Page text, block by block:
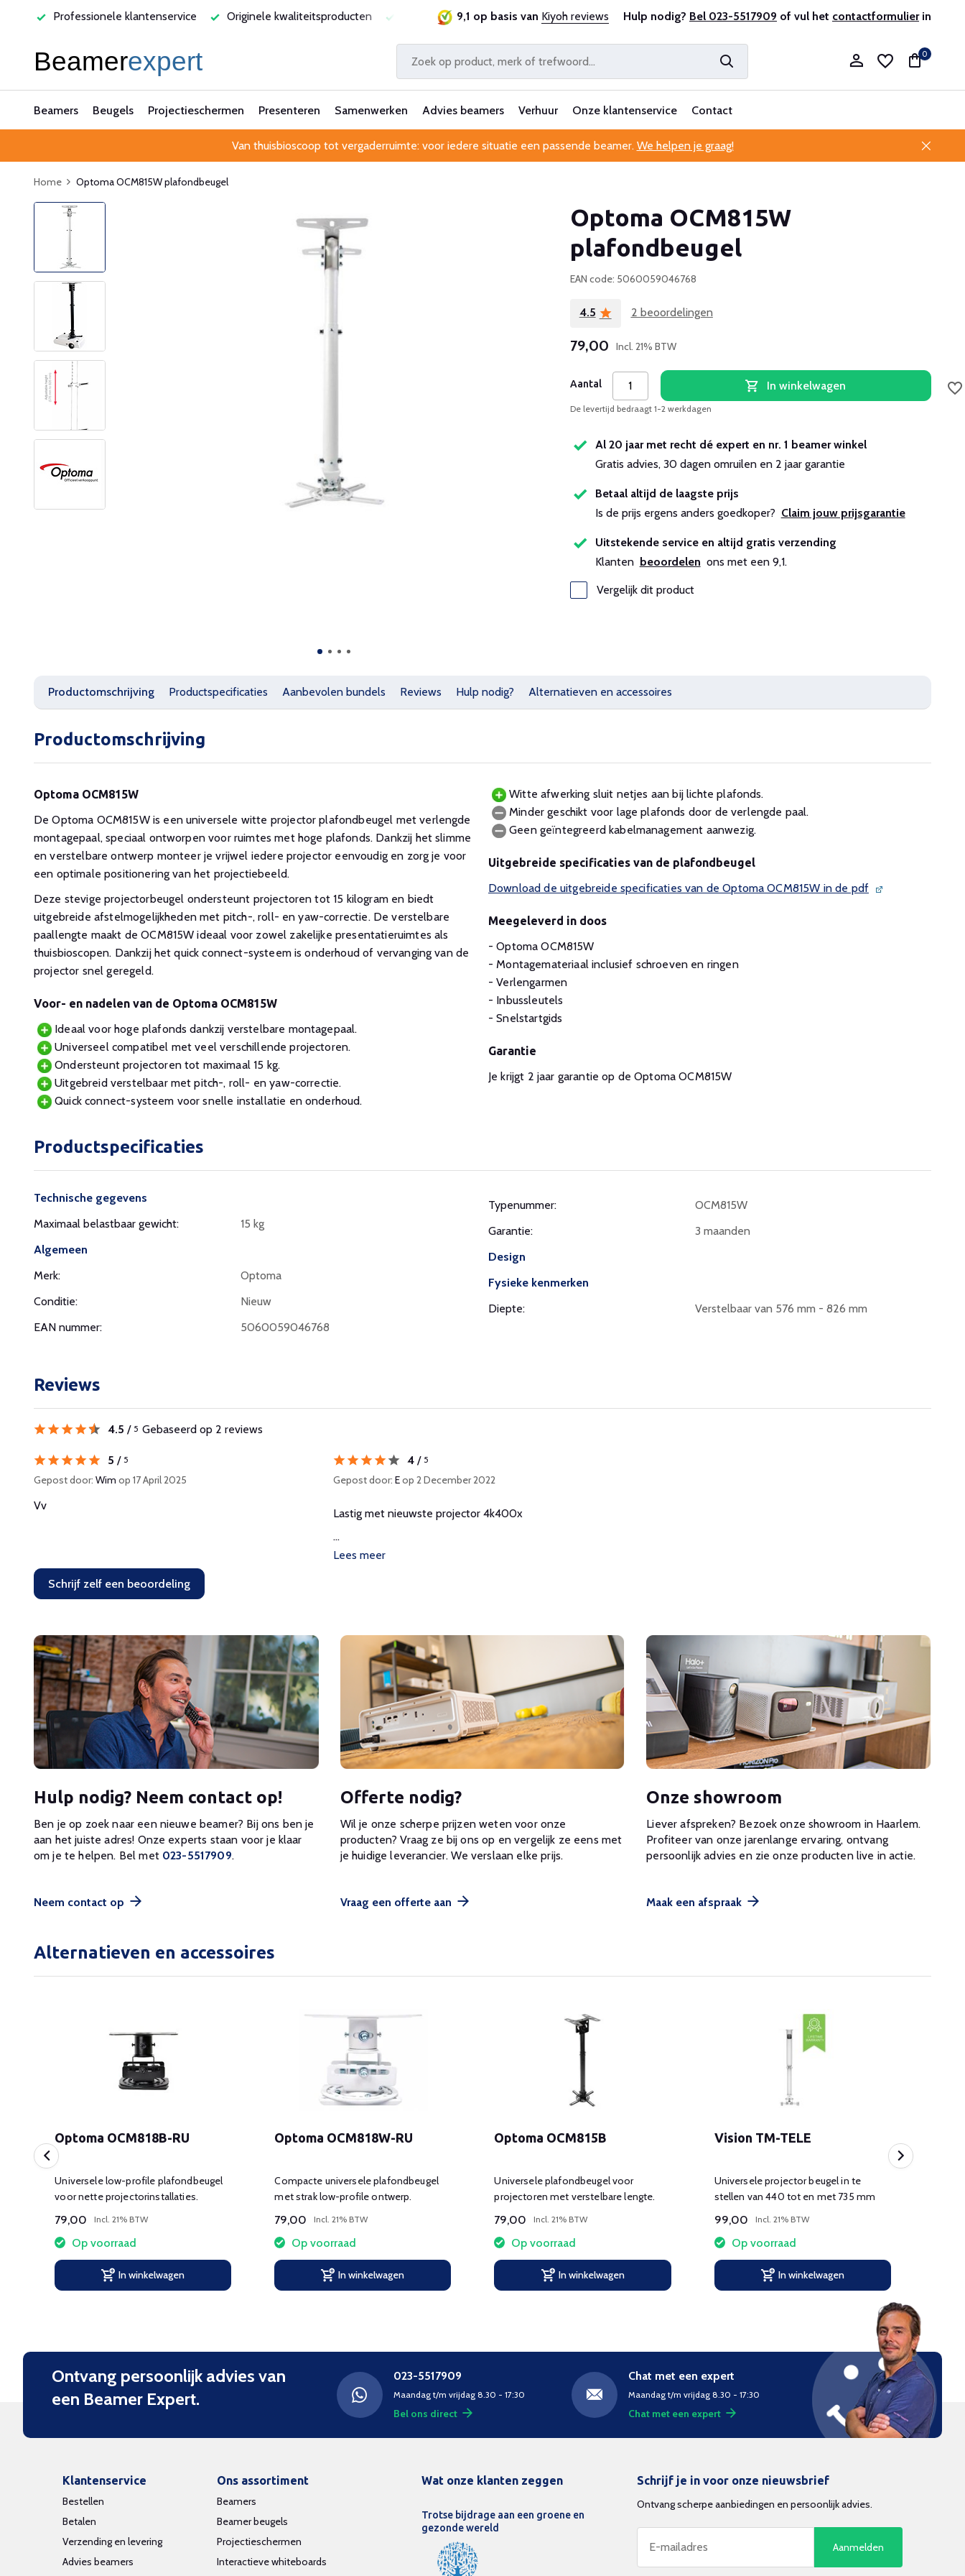
Professionele klantenservice Originele kwaliteitsproducten Laagste prijsgarantie Al 25 jaar betrouwbaar en ervaren Professionele klantenservice
9,1 op basis van Kiyoh reviews Hulp nodig? Bel 023-5517909 of vul het contactformulierin
0
Beamers Beugels Projectieschermen Presenteren Samenwerken Advies beamers Verhuur Onze klantenservice Contact
Van thuisbioscoop tot vergaderruimte: voor iedere situatie een passende beamer. We helpen je graag!
Home Optoma OCM815W plafondbeugel
Optoma OCM815W
plafondbeugel
EAN code: 5060059046768
4.5 2 beoordelingen
79,00 Incl. 21% BTW
Aantal In winkelwagen
De levertijd bedraagt 1-2 werkdagen
Al 20 jaar met recht dé expert en nr. 1 beamer winkel
Gratis advies, 30 dagen omruilen en 2 jaar garantie
Betaal altijd de laagste prijs
Is de prijs ergens anders goedkoper? Claim jouw prijsgarantie
Uitstekende service en altijd gratis verzending
Klanten beoordelen ons met een 9,1.
Vergelijk dit product
Productomschrijving Productspecificaties Aanbevolen bundels Reviews Hulp nodig? Alternatieven en accessoires
Productomschrijving
Optoma OCM815W
De Optoma OCM815W is een universele witte projector plafondbeugel met verlengde
montagepaal, speciaal ontworpen voor ruimtes met hoge plafonds. Dankzij het slimme
en verstelbare ontwerp monteer je vrijwel iedere projector eenvoudig en zorg je voor
een optimale positionering van het projectiebeeld.
Deze stevige projectorbeugel ondersteunt projectoren tot 15 kilogram en biedt
uitgebreide afstelmogelijkheden met pitch-, roll- en yaw-correctie. De verstelbare
paallengte maakt de OCM815W ideaal voor zowel zakelijke presentatieruimtes als
thuisbioscopen. Dankzij het quick connect-systeem is onderhoud of vervanging van de
projector snel geregeld.
Voor- en nadelen van de Optoma OCM815W
Ideaal voor hoge plafonds dankzij verstelbare montagepaal.
Universeel compatibel met veel verschillende projectoren.
Ondersteunt projectoren tot maximaal 15 kg.
Uitgebreid verstelbaar met pitch-, roll- en yaw-correctie.
Quick connect-systeem voor snelle installatie en onderhoud.
Witte afwerking sluit netjes aan bij lichte plafonds.
Minder geschikt voor lage plafonds door de verlengde paal.
Geen geïntegreerd kabelmanagement aanwezig.
Uitgebreide specificaties van de plafondbeugel
Download de uitgebreide specificaties van de Optoma OCM815W in de pdf
Meegeleverd in doos
- Optoma OCM815W
- Montagemateriaal inclusief schroeven en ringen
- Verlengarmen
- Inbussleutels
- Snelstartgids
Garantie
Je krijgt 2 jaar garantie op de Optoma OCM815W
Productspecificaties
Technische gegevens
Maximaal belastbaar gewicht:
15 kg
Algemeen
Merk:
Optoma
Conditie:
Nieuw
EAN nummer:
5060059046768
Typenummer:
OCM815W
Garantie:
3 maanden
Design
Fysieke kenmerken
Diepte:
Verstelbaar van 576 mm - 826 mm
Reviews
4.5 / 5 Gebaseerd op 2 reviews
5 / 5
Gepost door: Wim op 17 April 2025
Vv
4/ 5
Gepost door: Eop 2 December 2022
Lastig met nieuwste projector 4k400x
...
Lees meer
Schrijf zelf een beoordeling
Hulp nodig? Neem contact op!
Ben je op zoek naar een nieuwe beamer? Bij ons ben je
aan het juiste adres! Onze experts staan voor je klaar
om je te helpen. Bel met 023-5517909.
Neem contact op
Offerte nodig?
Wil je onze scherpe prijzen weten voor onze
producten? Vraag ze bij ons op en vergelijk ze eens met
je huidige leverancier. We verslaan elke prijs.
Vraag een offerte aan
Onze showroom
Liever afspreken? Bezoek onze showroom in Haarlem.
Profiteer van onze jarenlange ervaring, ontvang
persoonlijk advies en zie onze producten live in actie.
Maak een afspraak
Alternatieven en accessoires
Optoma OCM818B-RU
Universele low-profile plafondbeugel
voor nette projectorinstallaties.
79,00 Incl. 21% BTW
Op voorraad
In winkelwagen
Optoma OCM818W-RU
Compacte universele plafondbeugel
met strak low-profile ontwerp.
79,00 Incl. 21% BTW
Op voorraad
In winkelwagen
Optoma OCM815B
Universele plafondbeugel voor
projectoren met verstelbare lengte.
79,00 Incl. 21% BTW
Op voorraad
In winkelwagen
Vision TM-TELE
Universele projector beugel in te
stellen van 440 tot en met 735 mm
99,00 Incl. 21% BTW
Op voorraad
In winkelwagen
Ontvang persoonlijk advies van
een Beamer Expert.
023-5517909
Maandag t/m vrijdag 8.30 - 17:30
Bel ons direct
Chat met een expert
Maandag t/m vrijdag 8.30 - 17:30
Chat met een expert
Klantenservice
Bestellen
Betalen
Verzending en levering
Advies beamers
Ons assortiment
Beamers
Beamer beugels
Projectieschermen
Interactieve whiteboards
Wat onze klanten zeggen
Trotse bijdrage aan een groene en
gezonde wereld
Schrijf je in voor onze nieuwsbrief
Ontvang scherpe aanbiedingen en persoonlijk advies.
Aanmelden